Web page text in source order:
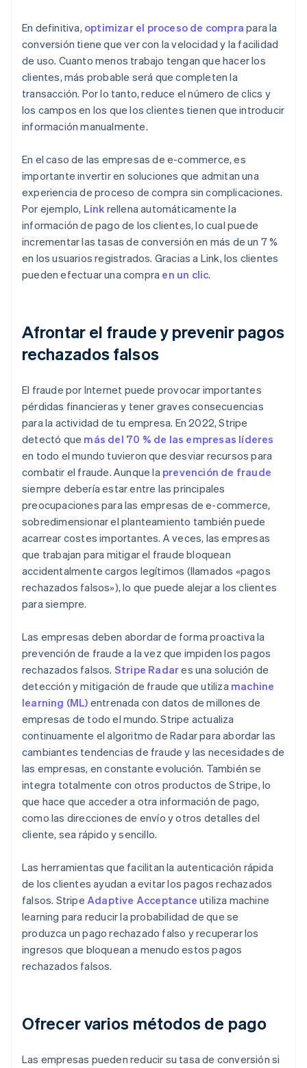
En definitiva, optimizar el proceso de compra para la
conversión tiene que ver con la velocidad y la facilidad
de uso. Cuanto menos trabajo tengan que hacer los
clientes, más probable será que completen la
transacción. Por lo tanto, reduce el número de clics y
los campos en los que los clientes tienen que introducir
información manualmente.
En el caso de las empresas de e-commerce, es
importante invertir en soluciones que admitan una
experiencia de proceso de compra sin complicaciones.
Por ejemplo, Link rellena automáticamente la
información de pago de los clientes, lo cual puede
incrementar las tasas de conversión en más de un 7 %
en los usuarios registrados. Gracias a Link, los clientes
pueden efectuar una compra en un clic.
Afrontar el fraude y prevenir pagos
rechazados falsos
El fraude por Internet puede provocar importantes
pérdidas financieras y tener graves consecuencias
para la actividad de tu empresa. En 2022, Stripe
detectó que más del 70 % de las empresas líderes
en todo el mundo tuvieron que desviar recursos para
combatir el fraude. Aunque la prevención de fraude
siempre debería estar entre las principales
preocupaciones para las empresas de e-commerce,
sobredimensionar el planteamiento también puede
acarrear costes importantes. A veces, las empresas
que trabajan para mitigar el fraude bloquean
accidentalmente cargos legítimos (llamados «pagos
rechazados falsos»), lo que puede alejar a los clientes
para siempre.
Las empresas deben abordar de forma proactiva la
prevención de fraude a la vez que impiden los pagos
rechazados falsos. Stripe Radares una solución de
detección y mitigación de fraude que utiliza machine
learning (ML) entrenada con datos de millones de
empresas de todo el mundo. Stripe actualiza
continuamente el algoritmo de Radar para abordar las
cambiantes tendencias de fraude y las necesidades de
las empresas, en constante evolución. También se
integra totalmente con otros productos de Stripe, lo
que hace que acceder a otra información de pago,
como las direcciones de envío y otros detalles del
cliente, sea rápido y sencillo.
Las herramientas que facilitan la autenticación rápida
de los clientes ayudan a evitar los pagos rechazados
falsos. Stripe Adaptive Acceptance utiliza machine
learning para reducir la probabilidad de que se
produzca un pago rechazado falso y recuperar los
ingresos que bloquean a menudo estos pagos
rechazados falsos.
Ofrecer varios métodos de pago
Las empresas pueden reducir su tasa de conversión si